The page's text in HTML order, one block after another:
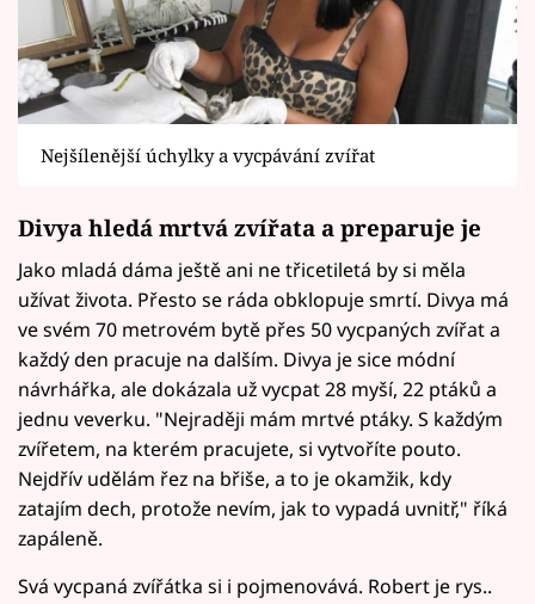
Nejšílenější úchylky a vycpávání zvířat
Divya hledá mrtvá zvířata a preparuje je
Jako mladá dáma ještě ani ne třicetiletá by si měla
užívat života. Přesto se ráda obklopuje smrtí. Divya má
ve svém 70 metrovém bytě přes 50 vycpaných zvířat a
každý den pracuje na dalším. Divya je sice módní
návrhářka, ale dokázala už vycpat 28 myší, 22 ptáků a
jednu veverku. "Nejraději mám mrtvé ptáky. S každým
zvířetem, na kterém pracujete, si vytvoříte pouto.
Nejdřív udělám řez na břiše, a to je okamžik, kdy
zatajím dech, protože nevím, jak to vypadá uvnitř," říká
zapáleně.
Svá vycpaná zvířátka si i pojmenovává. Robert je rys..